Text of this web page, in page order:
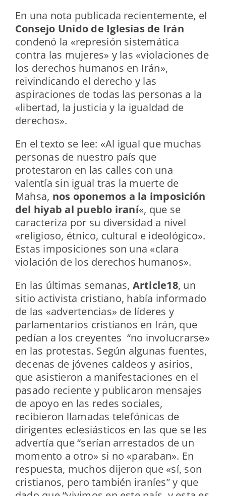
En una nota publicada recientemente, el
Consejo Unido de Iglesias de Irán
condenó la «represión sistemática
contra las mujeres» y las «violaciones de
los derechos humanos en Irán»,
reivindicando el derecho y las
aspiraciones de todas las personas a la
«libertad, la justicia y la igualdad de
derechos».
En el texto se lee: «Al igual que muchas
personas de nuestro país que
protestaron en las calles con una
valentía sin igual tras la muerte de
Mahsa, nos oponemos a la imposición
del hiyab al pueblo iraní«, que se
caracteriza por su diversidad a nivel
«religioso, étnico, cultural e ideológico».
Estas imposiciones son una «clara
violación de los derechos humanos».
En las últimas semanas, Article18, un
sitio activista cristiano, había informado
de las «advertencias» de líderes y
parlamentarios cristianos en Irán, que
pedían a los creyentes “no involucrarse»
en las protestas. Según algunas fuentes,
decenas de jóvenes caldeos y asirios,
que asistieron a manifestaciones en el
pasado reciente y publicaron mensajes
de apoyo en las redes sociales,
recibieron llamadas telefónicas de
dirigentes eclesiásticos en las que se les
advertía que “serían arrestados de un
momento a otro» si no «paraban». En
respuesta, muchos dijeron que «sí, son
cristianos, pero también iraníes” y que